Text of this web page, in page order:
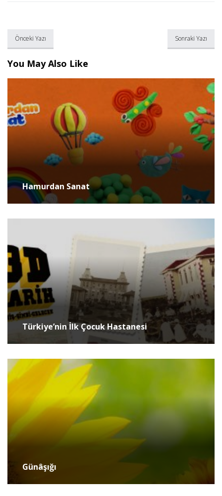
Önceki Yazı Sonraki Yazı
You May Also Like
Hamurdan Sanat
Türkiye’nin İlk Çocuk Hastanesi
Günâşığı